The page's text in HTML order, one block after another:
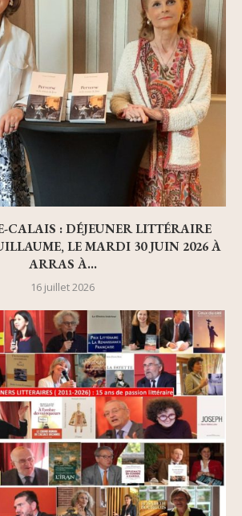
CALAIS : DÉJEUNER LITTÉRAIRE
LE MARDI 30 JUIN 2026 À
ARRAS À...
16 juillet 2026